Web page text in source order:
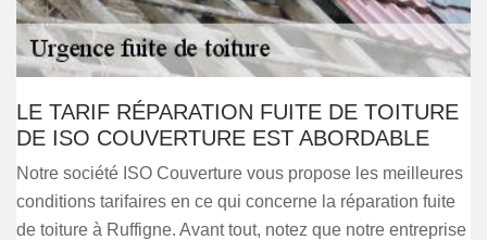
LE TARIF RÉPARATION FUITE DE TOITURE
DE ISO COUVERTURE EST ABORDABLE
Notre société ISO Couverture vous propose les meilleures
conditions tarifaires en ce qui concerne la réparation fuite
de toiture à Ruffigne. Avant tout, notez que notre entreprise